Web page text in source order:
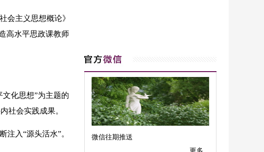
主义思想概论》
高水平思政课教师
化思想”为主题的
社会实践成果。
入“源头活水”。
微信往期推送